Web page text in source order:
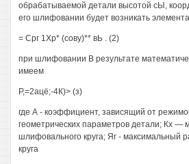
обрабатываемой детали высотой сЫ,
его шлифовании будет возникать
= Срг 1Хр* (сову)** вЬ . (2)
при шлифовании В результате
имеем
Р,=2ацё;-4К)> (з)
где А - коэффициент, зависящий от
геометрических параметров детали; Кх —
шлифовального круга; Яг - максимальный
круга